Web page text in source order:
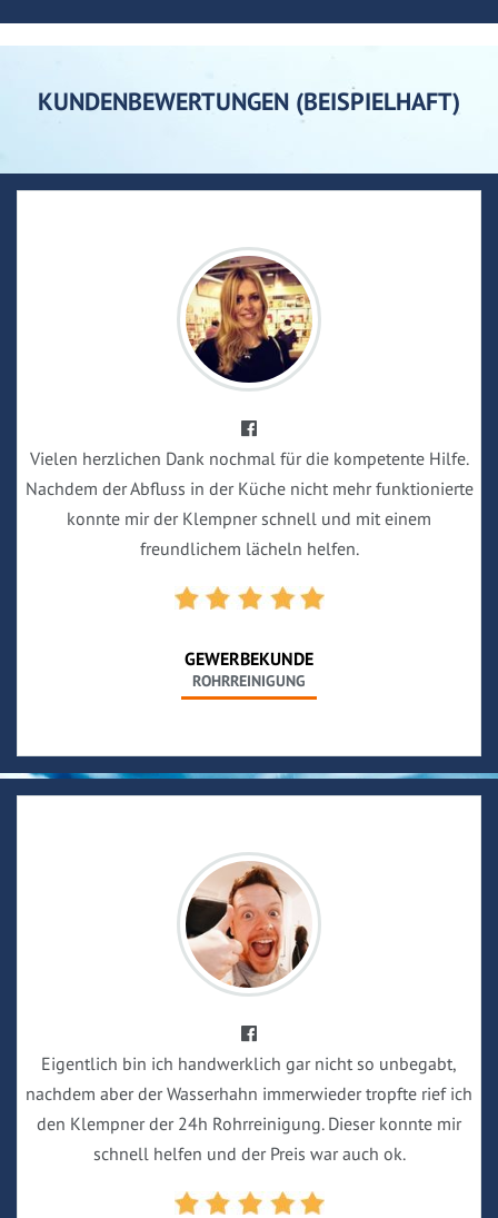
KUNDENBEWERTUNGEN (BEISPIELHAFT)
Vielen herzlichen Dank nochmal für die kompetente Hilfe.
Nachdem der Abfluss in der Küche nicht mehr funktionierte
konnte mir der Klempner schnell und mit einem
freundlichem lächeln helfen.
GEWERBEKUNDE
ROHRREINIGUNG
Eigentlich bin ich handwerklich gar nicht so unbegabt,
nachdem aber der Wasserhahn immerwieder tropfte rief ich
den Klempner der 24h Rohrreinigung. Dieser konnte mir
schnell helfen und der Preis war auch ok.